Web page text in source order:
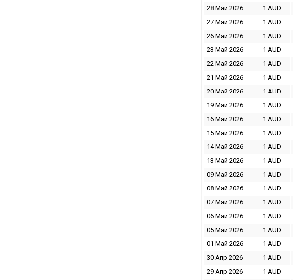
28 Май 2026
1 AUD
27 Май 2026
1 AUD
26 Май 2026
1 AUD
23 Май 2026
1 AUD
22 Май 2026
1 AUD
21 Май 2026
1 AUD
20 Май 2026
1 AUD
19 Май 2026
1 AUD
16 Май 2026
1 AUD
15 Май 2026
1 AUD
14 Май 2026
1 AUD
13 Май 2026
1 AUD
09 Май 2026
1 AUD
08 Май 2026
1 AUD
07 Май 2026
1 AUD
06 Май 2026
1 AUD
05 Май 2026
1 AUD
01 Май 2026
1 AUD
30 Апр 2026
1 AUD
29 Апр 2026
1 AUD